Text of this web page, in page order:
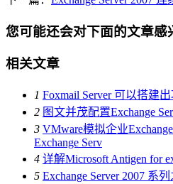
您可能还会对下面的文章感
相关文章
1 Foxmail Server 可以搭建
2 图文并茂配置Exchange
3 VMware模拟企业
Exchange Serv
4 详解Microsoft Antigen for
5 Exchange Server 2007 系